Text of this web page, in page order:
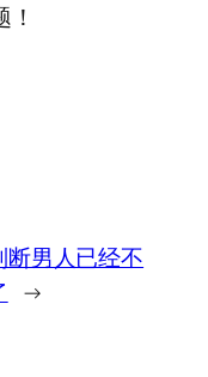
断男人已经不
→